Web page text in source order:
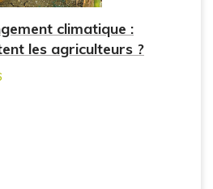
climatique :
les agriculteurs ?